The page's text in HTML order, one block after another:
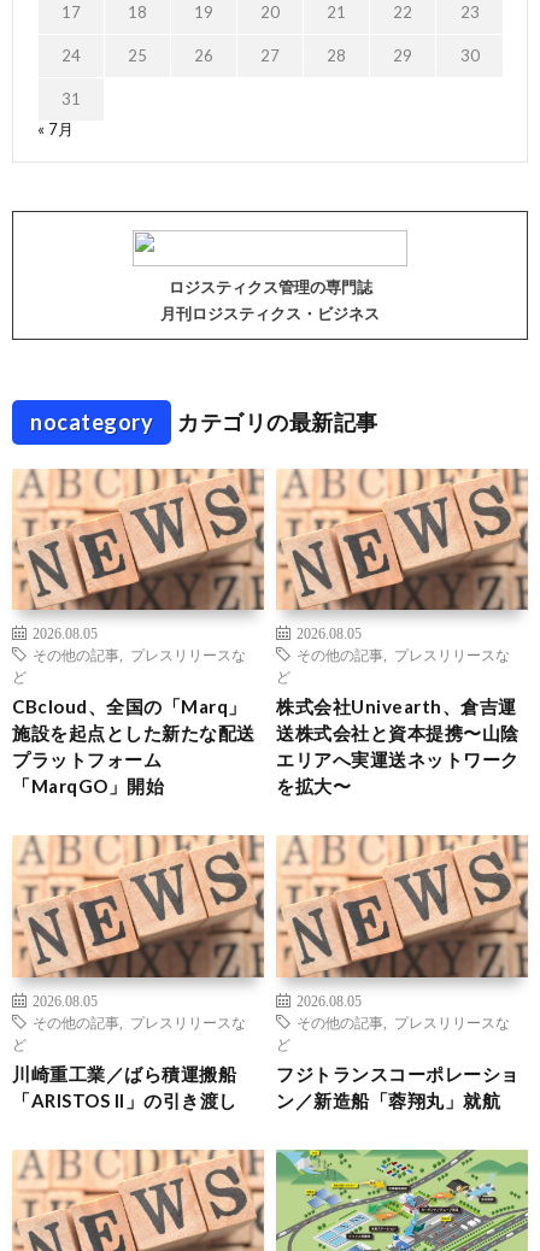
17 18 19 20 21 22 23
24 25 26 27 28 29 30
31
« 7月
ロジスティクス管理の専門誌
月刊ロジスティクス・ビジネス
nocategory カテゴリの最新記事
2026.08.05
その他の記事
プレスリリースな
ど
CBcloud、全国の「Marq」
施設を起点とした新たな配送
プラットフォーム
「MarqGO」開始
2026.08.05
その他の記事
プレスリリースな
ど
株式会社Univearth、倉吉運
送株式会社と資本提携〜山陰
エリアへ実運送ネットワーク
を拡大〜
2026.08.05
その他の記事
プレスリリースな
ど
川崎重工業／ばら積運搬船
「ARISTOS II」の引き渡し
2026.08.05
その他の記事
プレスリリースな
ど
フジトランスコーポレーショ
ン／新造船「蓉翔丸」就航